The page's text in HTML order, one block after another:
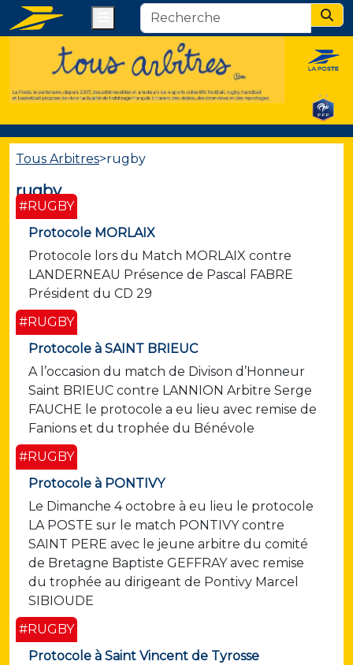
Tous Arbitres>rugby
rugby
#RUGBY
Protocole MORLAIX
Protocole lors du Match MORLAIX contre
LANDERNEAU Présence de Pascal FABRE
Président du CD 29
#RUGBY
Protocole à SAINT BRIEUC
A l’occasion du match de Divison d’Honneur
Saint BRIEUC contre LANNION Arbitre Serge
FAUCHE le protocole a eu lieu avec remise de
Fanions et du trophée du Bénévole
#RUGBY
Protocole à PONTIVY
Le Dimanche 4 octobre à eu lieu le protocole
LA POSTE sur le match PONTIVY contre
SAINT PERE avec le jeune arbitre du comité
de Bretagne Baptiste GEFFRAY avec remise
du trophée au dirigeant de Pontivy Marcel
SIBIOUDE
#RUGBY
Protocole à Saint Vincent de Tyrosse